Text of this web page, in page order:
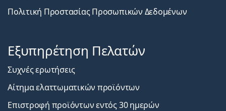
Πολιτική Προστασίας Προσωπικών Δεδομένων
Εξυπηρέτηση Πελατών
Συχνές ερωτήσεις
Αίτημα ελαττωματικών προϊόντων
Επιστροφή προϊόντων εντός 30 ημερών